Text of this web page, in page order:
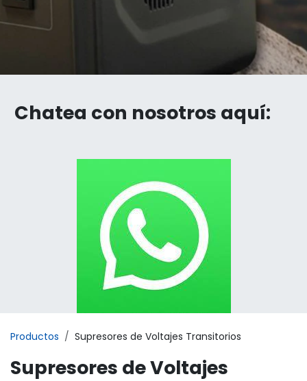
Chatea con nosotros aquí:
Productos Supresores de Voltajes Transitorios
Supresores de Voltajes